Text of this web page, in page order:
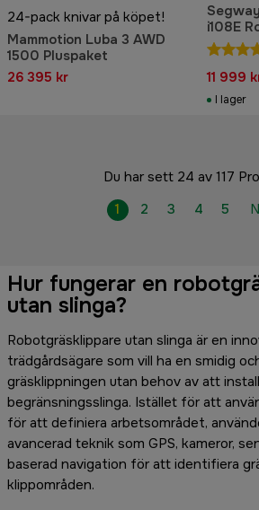
24-pack knivar på köpet!
Mammotion Luba 3 AWD
1500 Pluspaket
26 395 kr
i108E
11 999
I lager
Du har sett 24 av 117
1
2 3 4 5
Hur fungerar en
utan slinga?
Robotgräsklippare utan slinga är en
trädgårdsägare som vill ha en smidig
gräsklippningen utan behov av att
begränsningsslinga. Istället för att
för att definiera arbetsområdet,
avancerad teknik som GPS, kameror,
baserad navigation för att identifiera
klippområden.